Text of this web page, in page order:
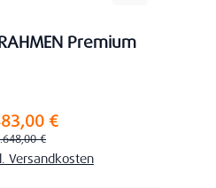
Premium
€
Preis:
€
Versandkosten